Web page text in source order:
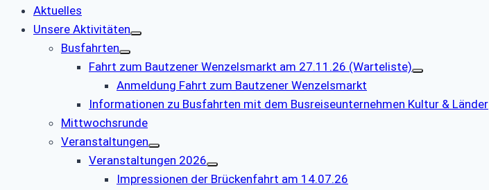
Aktuelles
Unsere Aktivitäten
Busfahrten
Fahrt zum Bautzener Wenzelsmarkt am 27.11.26 (Warteliste)
Anmeldung Fahrt zum Bautzener Wenzelsmarkt
Informationen zu Busfahrten mit dem Busreiseunternehmen Kultur & Länder
Mittwochsrunde
Veranstaltungen
Veranstaltungen 2026
Impressionen der Brückenfahrt am 14.07.26